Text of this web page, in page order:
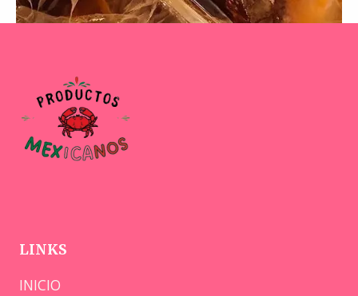
LINKS
INICIO